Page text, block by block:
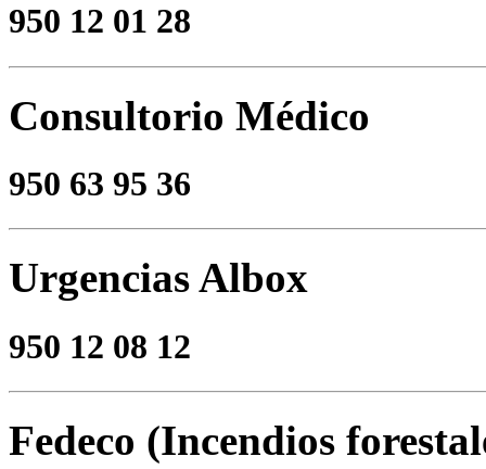
950 12 01 28
Consultorio Médico
950 63 95 36
Urgencias Albox
950 12 08 12
Fedeco (Incendios